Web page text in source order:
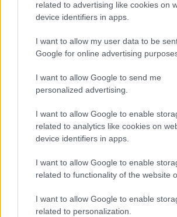
related to advertising like cookies on
device identifiers in apps.
I want to allow my user data to be
Google for online advertising
I want to allow Google to send me
personalized advertising.
I want to allow Google to enable
related to analytics like cookies on
device identifiers in apps.
I want to allow Google to enable
related to functionality of the website
I want to allow Google to enable
related to personalization.
programjához hasonlóan - a
előadási és a SZASZSZ hazai
mellett - számos szakmai
Ezek egyike a Ladányi Andrea
workshop, továbbá táncos és
fotókiállítások, szakmai vitafórum,
vetítések, a Nemzetközi Kritikuscéh
bábszínházak árnyjátékos
bemutatkoznak.